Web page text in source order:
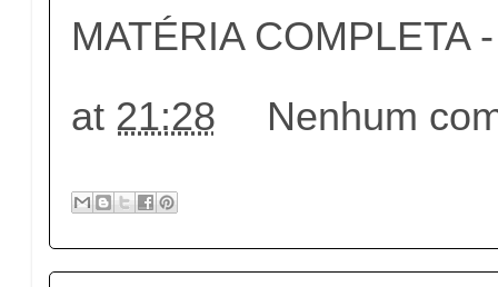
MATÉRIA COMPLETA
at 21:28 Nenhum